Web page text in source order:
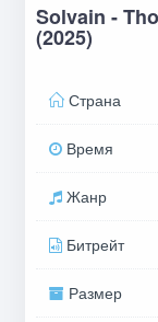
Solvain -
(2025)
Страна
Время
Жанр
Битрейт
Размер